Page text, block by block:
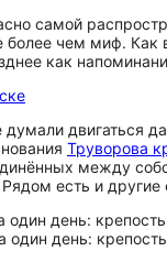
самой
чем миф. Как
как
двигаться
Труворова
между
есть и